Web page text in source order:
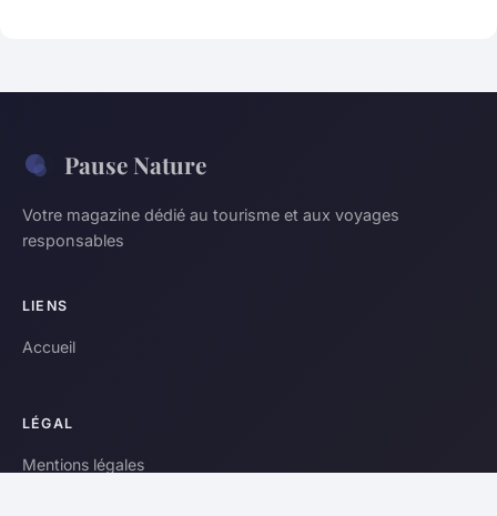
Pause Nature
Votre magazine dédié au tourisme et aux voyages
responsables
LIENS
Accueil
LÉGAL
Mentions légales